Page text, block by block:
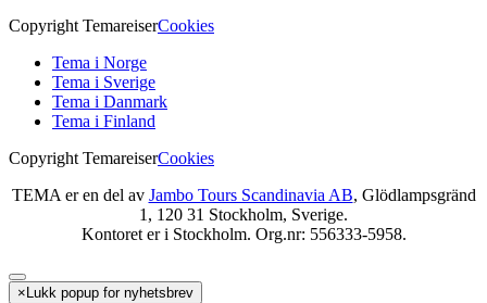
Copyright TemareiserCookies
Tema i Norge
Tema i Sverige
Tema i Danmark
Tema i Finland
Copyright TemareiserCookies
TEMA er en del av Jambo Tours Scandinavia AB, Glödlampsgränd
1, 120 31 Stockholm, Sverige.
Kontoret er i Stockholm. Org.nr: 556333-5958.
× Lukk popup for nyhetsbrev